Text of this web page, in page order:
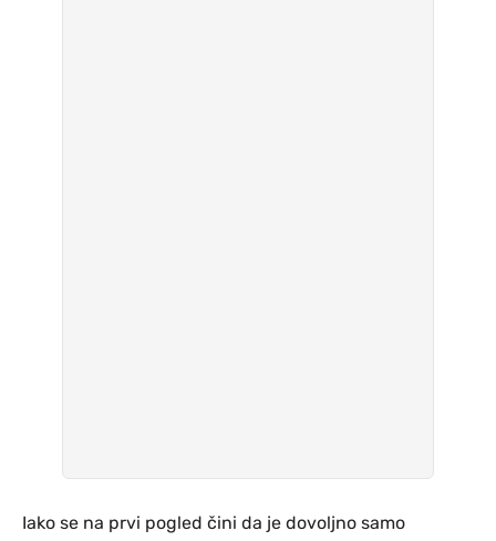
Iako se na prvi pogled čini da je dovoljno samo